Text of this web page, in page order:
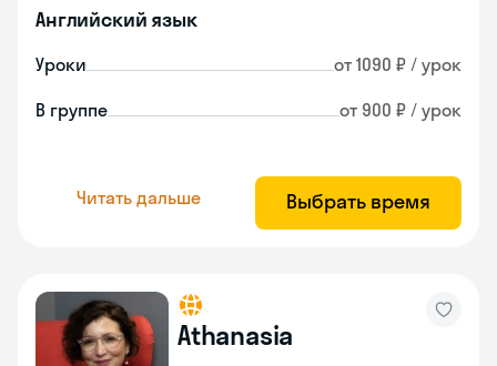
Английский язык
Уроки от 1090 ₽ / урок
В группе от 900 ₽ / урок
Читать дальше Выбрать время
Athanasia